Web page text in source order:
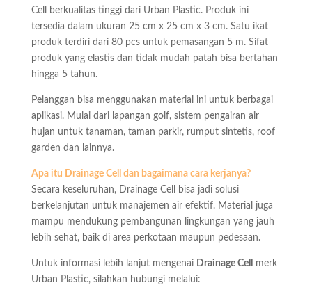
Cell berkualitas tinggi dari Urban Plastic. Produk ini
tersedia dalam ukuran 25 cm x 25 cm x 3 cm. Satu ikat
produk terdiri dari 80 pcs untuk pemasangan 5 m. Sifat
produk yang elastis dan tidak mudah patah bisa bertahan
hingga 5 tahun.
Pelanggan bisa menggunakan material ini untuk berbagai
aplikasi. Mulai dari lapangan golf, sistem pengairan air
hujan untuk tanaman, taman parkir, rumput sintetis, roof
garden dan lainnya.
Apa itu Drainage Cell dan bagaimana cara kerjanya?
Secara keseluruhan, Drainage Cell bisa jadi solusi
berkelanjutan untuk manajemen air efektif. Material juga
mampu mendukung pembangunan lingkungan yang jauh
lebih sehat, baik di area perkotaan maupun pedesaan.
Untuk informasi lebih lanjut mengenai Drainage Cell
merk
Urban Plastic, silahkan hubungi melalui: